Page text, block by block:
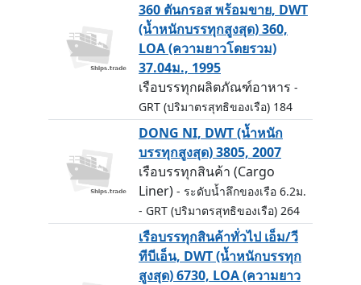
360 ตันกรอส พร้อมขาย, DWT
(น้ำหนักบรรทุกสูงสุด) 360,
LOA (ความยาวโดยรวม)
37.04ม., 1995
เรือบรรทุกผลิตภัณฑ์อาหาร -
GRT (ปริมาตรสุทธิของเรือ) 184
DONG NI, DWT (น้ำหนัก
บรรทุกสูงสุด) 3805, 2007
เรือบรรทุกสินค้า (Cargo
Liner) - ระดับน้ำลึกของเรือ 6.2ม.
- GRT (ปริมาตรสุทธิของเรือ) 264
เรือบรรทุกสินค้าทั่วไป เอ็ม/วี
ทีบีเอ็น, DWT (น้ำหนักบรรทุก
สูงสุด) 6730, LOA (ความยาว